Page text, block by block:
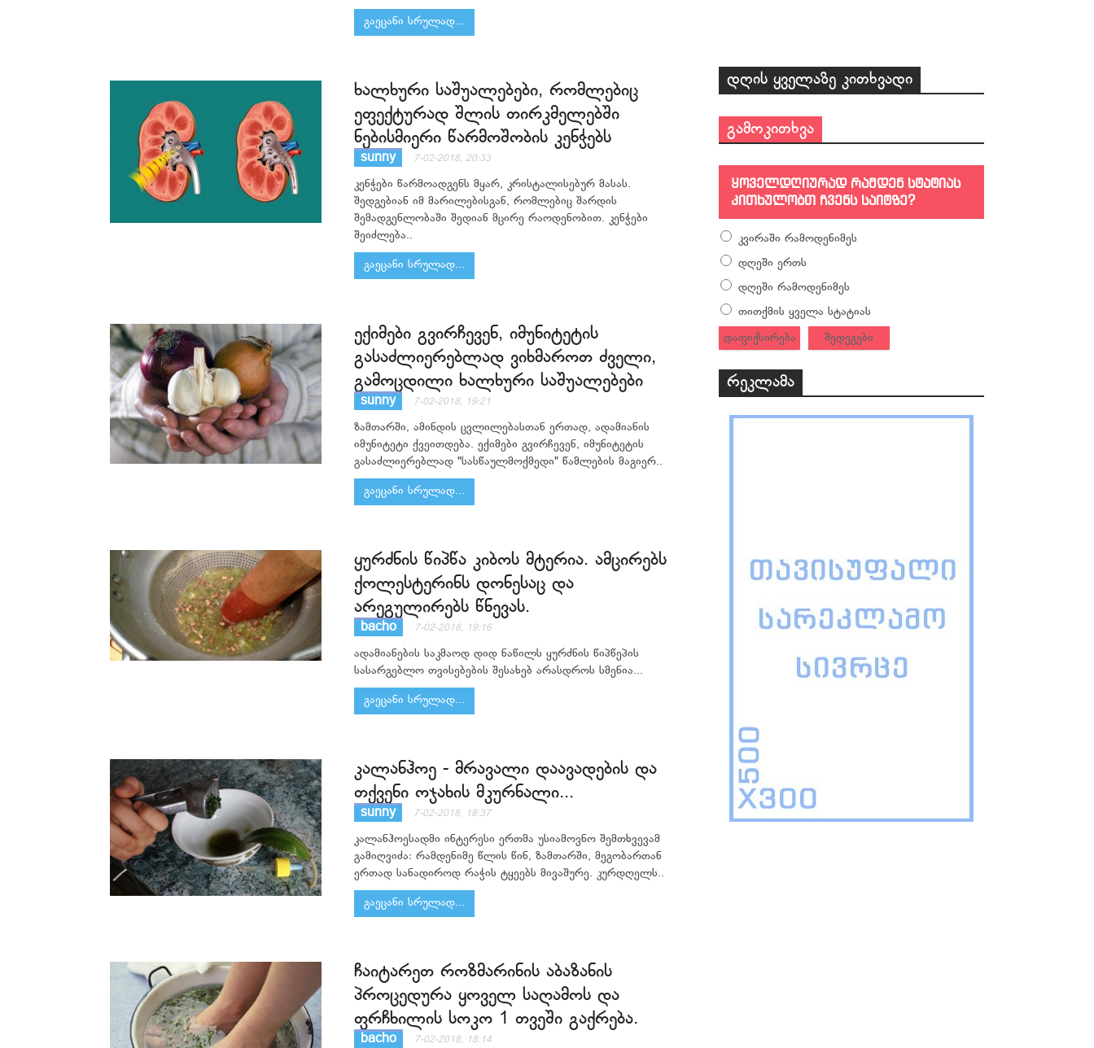
გაეცანი სრულად...
ხალხური საშუალებები, რომლებიც
ეფექტურად შლის თირკმელებში
ნებისმიერი წარმოშობის კენჭებს
sunny 7-02-2018, 20:33
კენჭები წარმოადგენს მყარ, კრისტალისებურ მასას.
შედგებიან იმ მარილებისგან, რომლებიც შარდის
შემადგენლობაში შედიან მცირე რაოდენობით. კენჭები
შეიძლება..
გაეცანი სრულად...
ექიმები გვირჩევენ, იმუნიტეტის
გასაძლიერებლად ვიხმაროთ ძველი,
გამოცდილი ხალხური საშუალებები
sunny 7-02-2018, 19:21
ზამთარში, ამინდის ცვლილებასთან ერთად, ადამიანის
იმუნიტეტი ქვეითდება. ექიმები გვირჩევენ, იმუნიტეტის
გასაძლიერებლად "სასწაულმოქმედი" წამლების მაგიერ..
გაეცანი სრულად...
ყურძნის წიპწა კიბოს მტერია. ამცირებს
ქოლესტერინს დონესაც და
არეგულირებს წნევას.
bacho 7-02-2018, 19:16
ადამიანების საკმაოდ დიდ ნაწილს ყურძნის წიპწეპის
სასარგებლო თვისებების შესახებ არასდროს სმენია...
გაეცანი სრულად...
კალანჰოე - მრავალი დაავადების და
თქვენი ოჯახის მკურნალი...
sunny 7-02-2018, 18:37
კალანჰოესადმი ინტერესი ერთმა უსიამოვნო შემთხვევამ
გამიღვიძა: რამდენიმე წლის წინ, ზამთარში, მეგობართან
ერთად სანადიროდ რაჭის ტყეებს მივაშურე. კურდღელს..
გაეცანი სრულად...
ჩაიტარეთ როზმარინის აბაზანის
პროცედურა ყოველ საღამოს და
ფრჩხილის სოკო 1 თვეში გაქრება.
bacho 7-02-2018, 18:14
დღის ყველაზე კითხვადი
გამოკითხვა
ყოველდღიურად რამდენ სტატიას
კითხულობთ ჩვენს საიტზე?
კვირაში რამოდენიმეს
დღეში ერთს
დღეში რამოდენიმეს
თითქმის ყველა სტატიას
დაფიქსირება
შედეგები
რეკლამა